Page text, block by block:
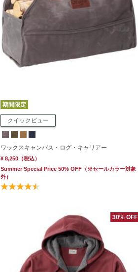
期間限定
クイックビュー
ワックスキャンバス・ログ・キャリアー
¥ 8,250（税込）
Summer Special Price 50% OFF（※セールカラー対象
外）
30% OFF